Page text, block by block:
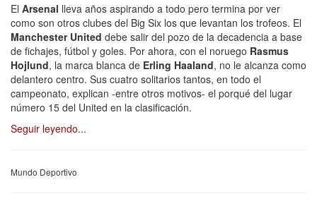
El Arsenal lleva años aspirando a todo pero termina por ver
como son otros clubes del Big Six los que levantan los trofeos. El
Manchester United debe salir del pozo de la decadencia a base
de fichajes, fútbol y goles. Por ahora, con el noruego Rasmus
Hojlund, la marca blanca de Erling Haaland, no le alcanza como
delantero centro. Sus cuatro solitarios tantos, en todo el
campeonato, explican -entre otros motivos- el porqué del lugar
número 15 del United en la clasificación.
Seguir leyendo...
Mundo Deportivo